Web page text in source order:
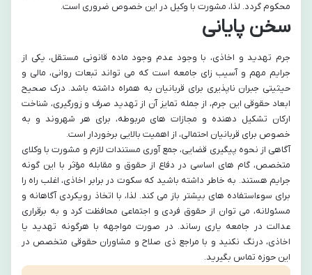
محکوم گردد. لذا، مشورت با وکیل در این خصوص ضروری است.
سخن پایانی
جرم تهدید و اخاذی، با وجود عدم وجود ماده قانونی مستقل، یکی از
جرایم مهم و آسیب زای جامعه است که می تواند تبعات روانی، مالی و
حیثیتی جبران ناپذیری برای قربانیان به همراه داشته باشد. درک صحیح
ابعاد حقوقی این جرم، از جمله تمایز آن از تهدید صرف و زورگیری، شناخت
ارکان تشکیل دهنده و مجازات های مربوطه، برای هر شهروند و به
خصوص برای قربانیان احتمالی، از اهمیت بالایی برخوردار است.
آگاهی از نحوه پیگیری قضایی، جمع آوری مستندات لازم و مشورت با وکلای
متخصص، گام های اساسی در دفاع از حقوق و مقابله مؤثر با این گونه
جرایم هستند. به خاطر داشته باشید که سکوت در برابر اخاذی، اغلب راه را
برای سوءاستفاده های بیشتر باز می کند. لذا، با اتخاذ رویکردی آگاهانه و
مسئولانه، می توان از حقوق فردی و اجتماعی محافظت کرد و به برقراری
عدالت در جامعه یاری رساند. در صورت مواجهه با هرگونه تهدید یا
اخاذی، درنگ نکنید و با مراجع ذی صلاح و مشاوران حقوقی متخصص در
این حوزه تماس بگیرید.